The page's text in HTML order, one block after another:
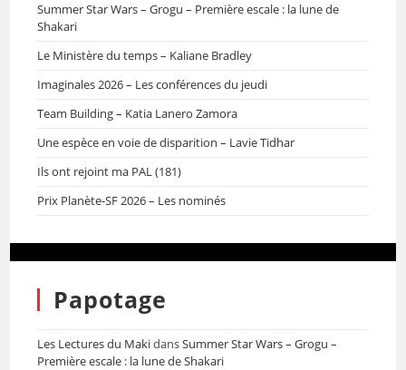
Summer Star Wars – Grogu – Première escale : la lune de
Shakari
Le Ministère du temps – Kaliane Bradley
Imaginales 2026 – Les conférences du jeudi
Team Building – Katia Lanero Zamora
Une espèce en voie de disparition – Lavie Tidhar
Ils ont rejoint ma PAL (181)
Prix Planète-SF 2026 – Les nominés
Papotage
Les Lectures du MakidansSummer Star Wars – Grogu –
Première escale : la lune de Shakari